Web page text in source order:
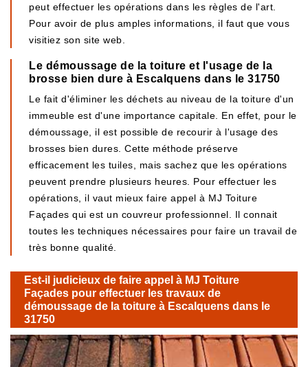
peut effectuer les opérations dans les règles de l'art.
Pour avoir de plus amples informations, il faut que vous
visitiez son site web.
Le démoussage de la toiture et l'usage de la
brosse bien dure à Escalquens dans le 31750
Le fait d'éliminer les déchets au niveau de la toiture d'un
immeuble est d'une importance capitale. En effet, pour le
démoussage, il est possible de recourir à l'usage des
brosses bien dures. Cette méthode préserve
efficacement les tuiles, mais sachez que les opérations
peuvent prendre plusieurs heures. Pour effectuer les
opérations, il vaut mieux faire appel à MJ Toiture
Façades qui est un couvreur professionnel. Il connait
toutes les techniques nécessaires pour faire un travail de
très bonne qualité.
Est-il judicieux de faire appel à MJ Toiture
Façades pour effectuer les travaux de
démoussage de la toiture à Escalquens dans le
31750